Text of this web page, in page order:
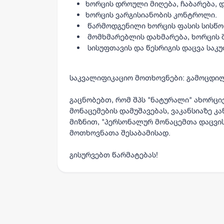
ხორცის დროული მიღება, ჩაბარება,
ხორცის ვარგისიანობის კონტროლი.
წარმოდგენილი ხორცის ფასის
მომხმარებლის დახმარება, ხორცის
სისუფთავის და წესრიგის დაცვა
საკვალიფიკაციო მოთხოვნები:
გაცნობებთ, რომ შპს "ნატურალი"
მონაცემების დამუშავებას, ვაკანსიაზე
მიზნით, "პერსონალურ მონაცემთა
მოთხოვნათა შესაბამისად.
გისურვებთ წარმატებას!